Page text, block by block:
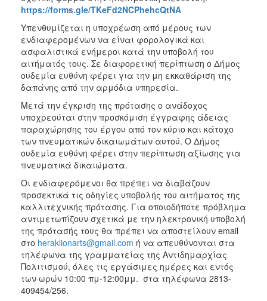
https://forms.gle/TKeFd2NCPhehcQtNA
Υπενθυμίζεται η υποχρέωση από μέρους των
ενδιαφερομένων να είναι φορολογικά και
ασφαλιστικά ενήμεροι κατά την υποβολή του
αιτήματός τους. Σε διαφορετική περίπτωση ο Δήμος
ουδεμία ευθύνη φέρει για την μη εκκαθάριση της
δαπάνης από την αρμόδια υπηρεσία.
Μετά την έγκριση της πρότασης ο ανάδοχος
υποχρεούται στην προσκόμιση έγγραφης άδειας
παραχώρησης του έργου από τον κύριο και κάτοχο
των πνευματικών δικαιωμάτων αυτού. Ο Δήμος
ουδεμία ευθύνη φέρει στην περίπτωση αξίωσης για
πνευματικά δικαιώματα.
Οι ενδιαφερόμενοι θα πρέπει να διαβάζουν
προσεκτικά τις οδηγίες υποβολής του αιτήματος της
καλλιτεχνικής πρότασης. Για οποιοδήποτε πρόβλημα
αντιμετωπίζουν σχετικά με την ηλεκτρονική υποβολή
της πρότασής τους θα πρέπει να αποστείλουν email
στο heraklionarts@gmail.com ή να απευθύνονται στα
τηλέφωνα της γραμματείας της Αντιδημαρχίας
Πολιτισμού, όλες τις εργάσιμες ημέρες και εντός
των ωρών 10:00 πμ-12:00μμ. στα τηλέφωνα 2813-
409454/256.